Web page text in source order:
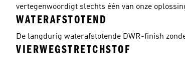
vertegenwoordigt slechts één van onze
WATERAFSTOTEND
De langdurig waterafstotende DWR-finish
VIERWEGSTRETCHSTOF